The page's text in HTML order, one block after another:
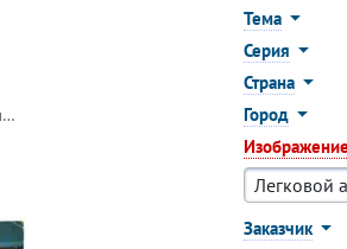
Такси - все улицы близки. По адресу любому - прямо к дому
Тема
Серия
Страна
Город
Изображение
Заказчик